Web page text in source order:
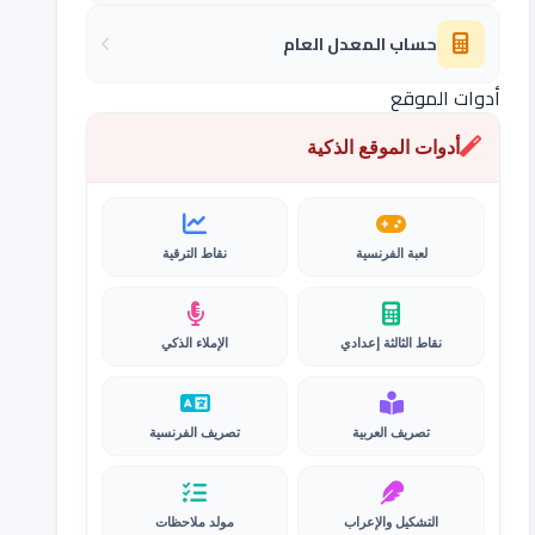
حساب المعدل العام
أدوات الموقع
أدوات الموقع الذكية
لعبة الفرنسية نقاط الترقية
نقاط الثالثة إعدادي الإملاء الذكي
تصريف العربية تصريف الفرنسية
التشكيل والإعراب مولد ملاحظات